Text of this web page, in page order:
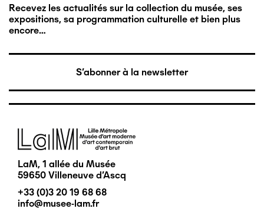
Recevez les actualités sur la collection du musée, ses
expositions, sa programmation culturelle et bien plus
encore…
S'abonner à la newsletter
Image
LaM, 1 allée du Musée
59650 Villeneuve d'Ascq
+33 (0)3 20 19 68 68
info@musee-lam.fr